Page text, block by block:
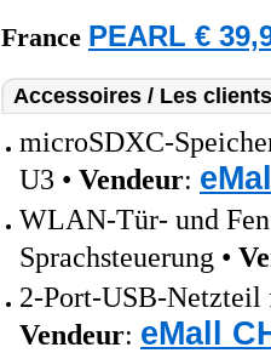
France PEARL €
Accessoires / Les
microSDXC-
U3 • Vendeur:
WLAN-Tür- und
Sprachsteuerung •
2-Port-USB-Netzteil
Vendeur: eMall